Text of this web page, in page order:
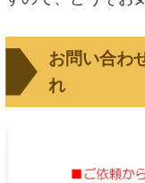
お問い合わ
れ